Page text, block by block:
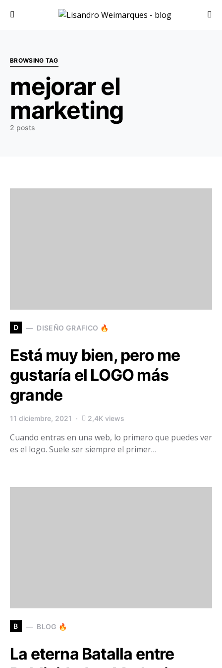
Search for:
BROWSING TAG
mejorar el
marketing
2 posts
D DISEÑO GRAFICO 🔥
Está muy bien, pero me
gustaría el LOGO más
grande
11 diciembre, 2021 2,4K views
Cuando entras en una web, lo primero que puedes ver
es el logo. Suele ser siempre el primer…
B BLOG 🔥
La eterna Batalla entre